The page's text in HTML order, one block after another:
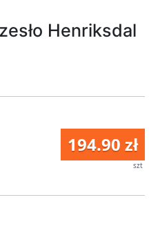
Henriksdal
194.90 zł
szt